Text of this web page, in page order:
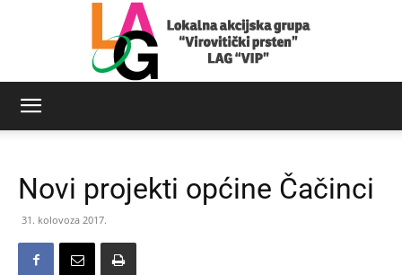
Virovitički
Novi projekti općine Čačinci
31. kolovoza 2017.